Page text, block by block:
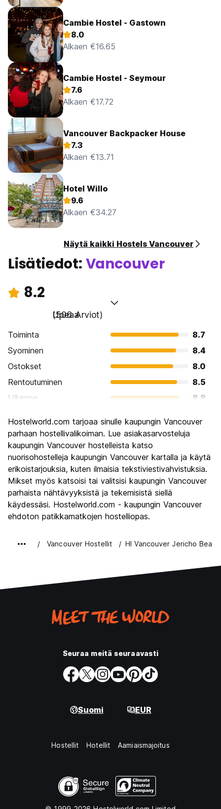
Cambie Hostel - Gastown
8.0
Alkaen €16.65
Cambie Hostel - Seymour
7.6
Alkaen €17.72
Vancouver Backpacker House
7.3
Alkaen €13.71
Hotel Willo
9.6
Alkaen €34.27
Näytä kaikki Hostels Vancouver
Lisätiedot: Vancouver
8.2
Upeaa
(506 Arviot)
Toiminta
8.7
Syominen
8.4
Ostokset
8.0
Rentoutuminen
8.5
Liikenne
8.8
Kulttuuri
Yöelämä
Rahanarvoinen
7.1
Hostelworld.com tarjoaa sinulle kaupungin Vancouver
parhaan hostellivalikoiman. Lue asiakasarvosteluja
kaupungin Vancouver hostelleista katso
nuorisohostelleja kaupungin Vancouver kartalla ja käytä
erikoistarjouksia, kuten ilmaisia tekstiviestivahvistuksia.
Mikset myös katsoisi tai valitsisi kaupungin Vancouver
parhaista nähtävyyksistä ja tekemisistä siellä
käydessäsi. Hostelworld.com - kaupungin Vancouver
ehdoton patikkamatkojen hostelliopas.
Vancouver Hostellit HI Vancouver Jericho Beach
Seuraa meitä seuraavasti
Suomi EUR
Hostellit Hotellit Aamiaismajoitus